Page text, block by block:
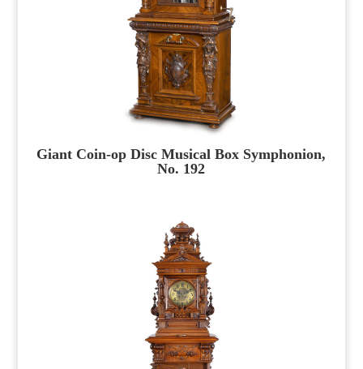
Giant Coin-op Disc Musical Box Symphonion,
No. 192